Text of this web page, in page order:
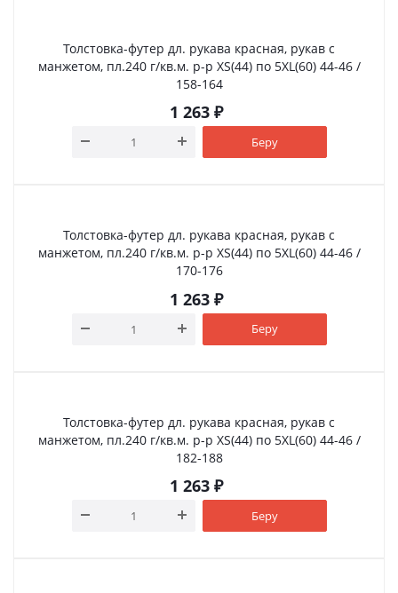
Толстовка-футер дл. рукава красная, рукав с
манжетом, пл.240 г/кв.м. р-р XS(44) по 5XL(60) 44-46 /
158-164
1 263₽
Беру
Толстовка-футер дл. рукава красная, рукав с
манжетом, пл.240 г/кв.м. р-р XS(44) по 5XL(60) 44-46 /
170-176
1 263₽
Беру
Толстовка-футер дл. рукава красная, рукав с
манжетом, пл.240 г/кв.м. р-р XS(44) по 5XL(60) 44-46 /
182-188
1 263₽
Беру